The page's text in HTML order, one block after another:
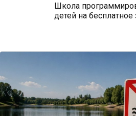
Школа
детей на бесплатное